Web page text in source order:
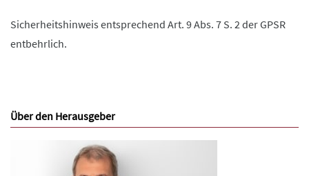
Sicherheitshinweis entsprechend Art. 9 Abs. 7 S. 2 der GPSR
entbehrlich.
Über den Herausgeber